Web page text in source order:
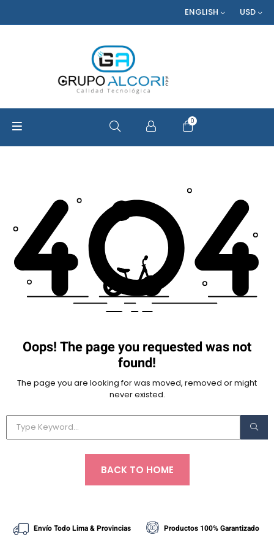
ENGLISH USD
OPEN SEARCH
0
Oops! The page you requested was not
found!
The page you are looking for was moved, removed or might
never existed.
BACK TO HOME
Envío Todo Lima & Provincias
Productos 100% Garantizado